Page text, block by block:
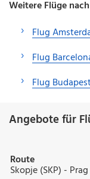
Weitere Flüge
Flug
Flug
Flug
Angebote für
Route
Skopje (SKP) -